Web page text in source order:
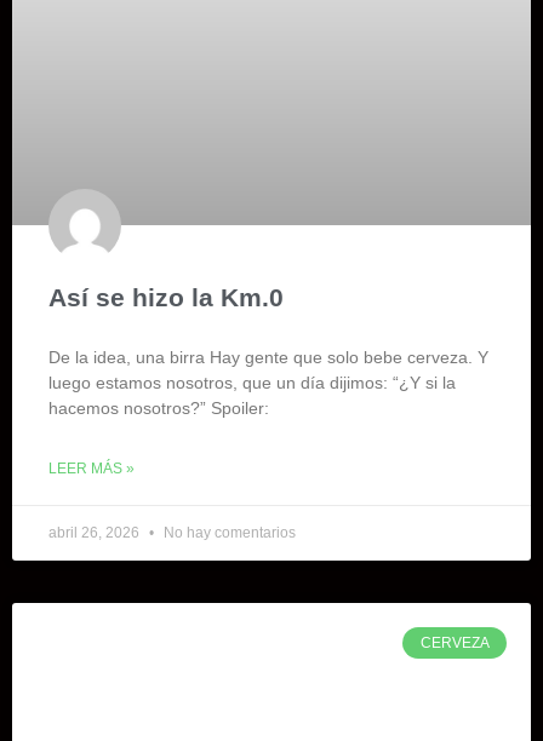
Así se hizo la Km.0
De la idea, una birra Hay gente que solo bebe cerveza. Y
luego estamos nosotros, que un día dijimos: “¿Y si la
hacemos nosotros?” Spoiler:
LEER MÁS »
abril 26, 2026 No hay comentarios
CERVEZA